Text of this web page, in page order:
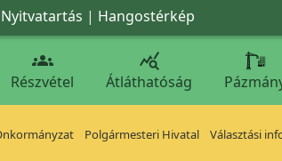
Nyitvatartás | Hangostérkép

Részvétel

Átláthatóság
Polgármesteri Hivatal Választási